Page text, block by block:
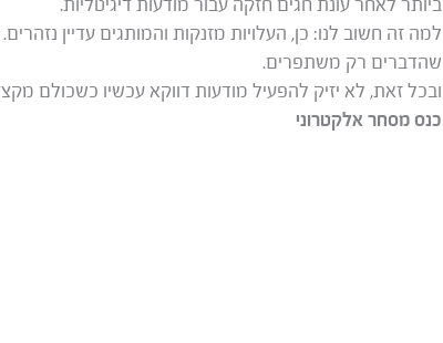
ביותר לאחר עונת חגים חזקה עבור מודעות דיגיטליות.
למה זה חשוב לנו: כן, העלויות מזנקות והמותגים עדיין
שהדברים רק משתפרים.
ובכל זאת, לא יזיק להפעיל מודעות דווקא עכשיו כשכולם
כנס מסחר אלקטרוני